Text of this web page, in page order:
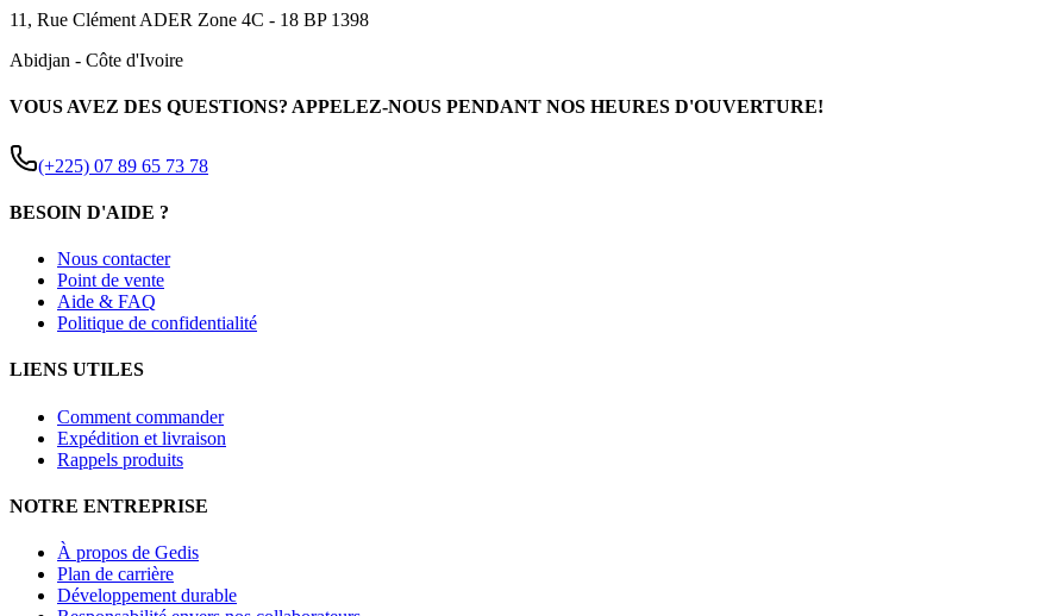
11, Rue Clément ADER Zone 4C - 18 BP 1398
Abidjan - Côte d'Ivoire
VOUS AVEZ DES QUESTIONS? APPELEZ-NOUS PENDANT NOS HEURES D'OUVERTURE!
(+225) 07 89 65 73 78
BESOIN D'AIDE ?
Nous contacter
Point de vente
Aide & FAQ
Politique de confidentialité
LIENS UTILES
Comment commander
Expédition et livraison
Rappels produits
NOTRE ENTREPRISE
À propos de Gedis
Plan de carrière
Développement durable